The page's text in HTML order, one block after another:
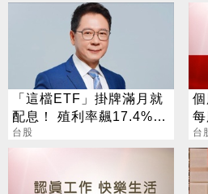
「這檔ETF」掛牌滿月就
配息！ 殖利率飆17.4%
阮慕驊揭背後2大關鍵
台股 台